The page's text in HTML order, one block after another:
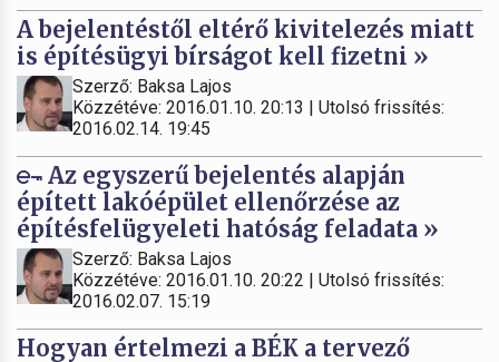
A bejelentéstől eltérő kivitelezés miatt
is építésügyi bírságot kell fizetni »
Szerző: Baksa Lajos
Közzétéve: 2016.01.10. 20:13 | Utolsó frissítés:
2016.02.14. 19:45
Az egyszerű bejelentés alapján
épített lakóépület ellenőrzése az
építésfelügyeleti hatóság feladata »
Szerző: Baksa Lajos
Közzétéve: 2016.01.10. 20:22 | Utolsó frissítés:
2016.02.07. 15:19
Hogyan értelmezi a BÉK a tervező